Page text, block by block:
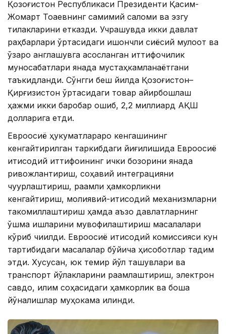
Қозоғистон Республикаси Президенти Қасим-
Жомарт Тоқаевнинг самимий саломи ва эзгу
тилакларини етказди. Учрашувда икки давлат
раҳбарлари ўртасидаги ишончли сиёсий мулоқот ва
ўзаро англашувга асосланган иттифоқчилик
муносабатлари янада мустаҳкамланаётгани
таъкидланди. Сўнгги беш йилда Қозоғистон–
Қирғизистон ўртасидаги товар айирбошлаш
ҳажми икки баробар ошиб, 2,2 миллиард АҚШ
долларига етди.
Евроосиё ҳукуматлараро кенгашининг
кенгайтирилган таркибдаги йиғилишида Евроосиё
иқтисодий иттифоқининг ички бозорини янада
ривожлантириш, соҳавий интеграцияни
чуқурлаштириш, рақамли ҳамкорликни
кенгайтириш, молиявий-иқтисодий механизмларни
такомиллаштириш ҳамда аъзо давлатларнинг
қўшма ишларини мувофиқлаштириш масалалари
кўриб чиқилди. Евроосиё иқтисодий комиссияси кун
тартибидаги масалалар бўйича ҳисоботлар тақдим
этди. Хусусан, юк темир йўл ташувлари ва
транспорт йўлакларини рақамлаштириш, электрон
савдо, иқлим соҳасидаги ҳамкорлик ва бошқа
йўналишлар муҳокама қилинди.